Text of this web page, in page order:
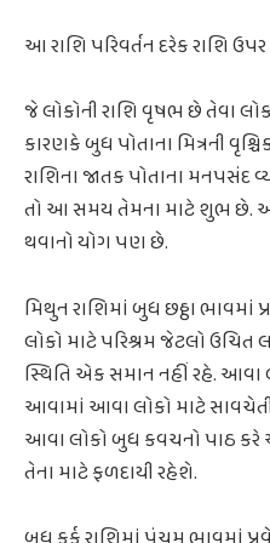
આ રાશિ પરિવર્તન દરેક રાશિ
જે લોકોની રાશિ વૃષભ છે તેવા
કારણકે બુધ પોતાના મિત્રની
રાશિના જાતક પોતાના મનપસંદ
તો આ સમય તેમના માટે શુભ છે.
થવાનો યોગ પણ છે.
મિથુન રાશિમાં બુધ છઠ્ઠા ભાવમાં
લોકો માટે પરિશ્રમ જેટલો
સ્થિતિ એક સમાન નહીં રહે. આવા
આવામાં આવા લોકો માટે
આવા લોકો બુધ કવચનો પાઠ કરે
તેના માટે ફળદાયી રહેશે.